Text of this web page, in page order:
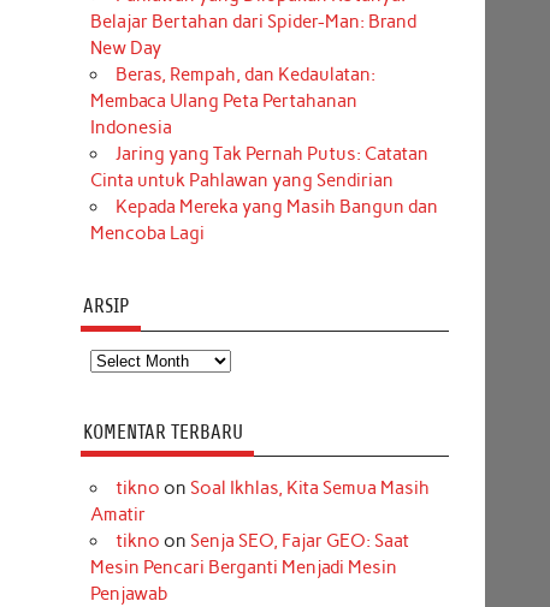
Belajar Bertahan dari Spider-Man: Brand
New Day
Beras, Rempah, dan Kedaulatan:
Membaca Ulang Peta Pertahanan
Indonesia
Jaring yang Tak Pernah Putus: Catatan
Cinta untuk Pahlawan yang Sendirian
Kepada Mereka yang Masih Bangun dan
Mencoba Lagi
ARSIP
Arsip
KOMENTAR TERBARU
tikno on Soal Ikhlas, Kita Semua Masih
Amatir
tikno on Senja SEO, Fajar GEO: Saat
Mesin Pencari Berganti Menjadi Mesin
Penjawab